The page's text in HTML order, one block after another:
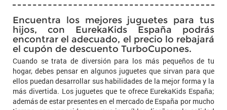
Encuentra los mejores juguetes para tus
hijos, con EurekaKids España podrás
encontrar el adecuado, el precio lo rebajará
el cupón de descuento TurboCupones.
Cuando se trata de diversión para los más pequeños de tu
hogar, debes pensar en algunos juguetes que sirvan para que
ellos puedan desarrollar sus habilidades de la mejor forma y la
más divertida. Los juguetes que te ofrece EurekaKids España;
además de estar presentes en el mercado de España por mucho